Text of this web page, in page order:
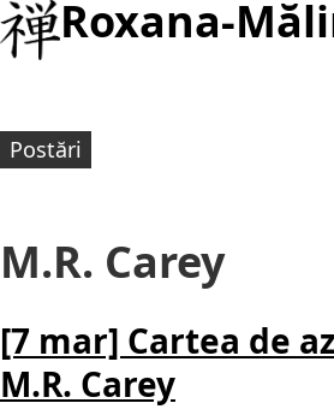
Roxana-
Postări
M.R. Carey
[7 mar] Cartea de
M.R. Carey